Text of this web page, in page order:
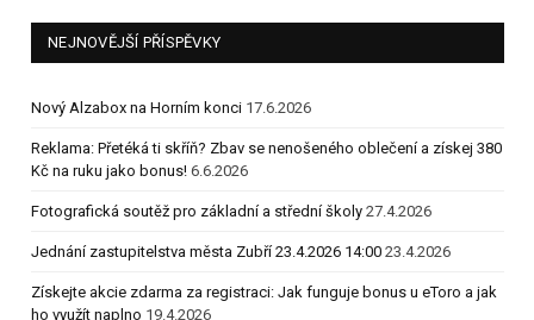
NEJNOVĚJŠÍ PŘÍSPĚVKY
Nový Alzabox na Horním konci 17.6.2026
Reklama: Přetéká ti skříň? Zbav se nenošeného oblečení a získej 380
Kč na ruku jako bonus! 6.6.2026
Fotografická soutěž pro základní a střední školy 27.4.2026
Jednání zastupitelstva města Zubří 23.4.2026 14:00 23.4.2026
Získejte akcie zdarma za registraci: Jak funguje bonus u eToro a jak
ho využít naplno 19.4.2026